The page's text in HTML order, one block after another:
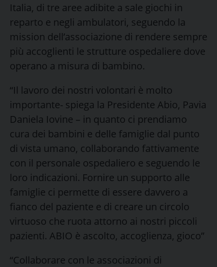
Italia, di tre aree adibite a sale giochi in
reparto e negli ambulatori, seguendo la
mission dell’associazione di rendere sempre
più accoglienti le strutture ospedaliere dove
operano a misura di bambino.
“Il lavoro dei nostri volontari è molto
importante- spiega la Presidente Abio, Pavia
Daniela Iovine – in quanto ci prendiamo
cura dei bambini e delle famiglie dal punto
di vista umano, collaborando fattivamente
con il personale ospedaliero e seguendo le
loro indicazioni. Fornire un supporto alle
famiglie ci permette di essere davvero a
fianco del paziente e di creare un circolo
virtuoso che ruota attorno ai nostri piccoli
pazienti. ABIO è ascolto, accoglienza, gioco”
“Collaborare con le associazioni di